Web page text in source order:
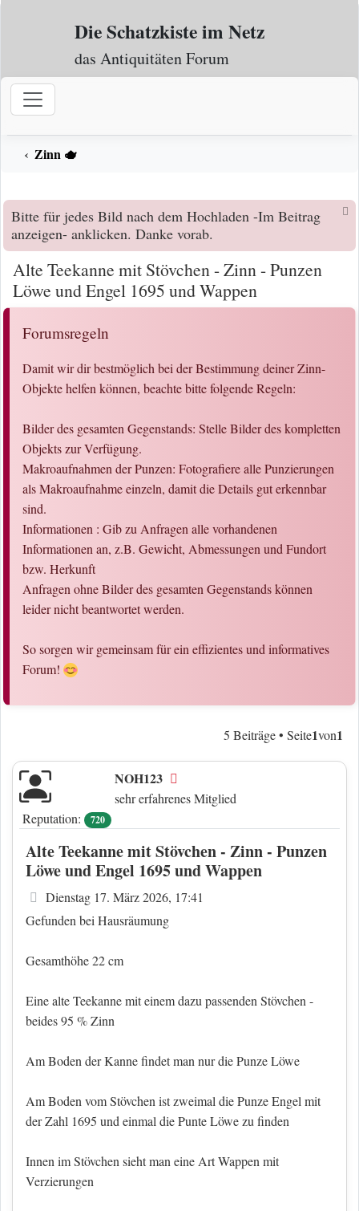
Zum Inhalt
Die Schatzkiste im Netz
das Antiquitäten Forum
Zinn 🫖
Bitte für jedes Bild nach dem Hochladen -Im Beitrag
anzeigen- anklicken. Danke vorab.
Alte Teekanne mit Stövchen - Zinn - Punzen
Löwe und Engel 1695 und Wappen
Forumsregeln
Damit wir dir bestmöglich bei der Bestimmung deiner Zinn-
Objekte helfen können, beachte bitte folgende Regeln:
Bilder des gesamten Gegenstands: Stelle Bilder des kompletten
Objekts zur Verfügung.
Makroaufnahmen der Punzen: Fotografiere alle Punzierungen
als Makroaufnahme einzeln, damit die Details gut erkennbar
sind.
Informationen : Gib zu Anfragen alle vorhandenen
Informationen an, z.B. Gewicht, Abmessungen und Fundort
bzw. Herkunft
Anfragen ohne Bilder des gesamten Gegenstands können
leider nicht beantwortet werden.
So sorgen wir gemeinsam für ein effizientes und informatives
Forum!
5 Beiträge • Seite1von1
NOH123
sehr erfahrenes Mitglied
Reputation:
720
Alte Teekanne mit Stövchen - Zinn - Punzen
Löwe und Engel 1695 und Wappen
Beitrag
Dienstag 17. März 2026, 17:41
Gefunden bei Hausräumung
Gesamthöhe 22 cm
Eine alte Teekanne mit einem dazu passenden Stövchen -
beides 95 % Zinn
Am Boden der Kanne findet man nur die Punze Löwe
Am Boden vom Stövchen ist zweimal die Punze Engel mit
der Zahl 1695 und einmal die Punte Löwe zu finden
Innen im Stövchen sieht man eine Art Wappen mit
Verzierungen